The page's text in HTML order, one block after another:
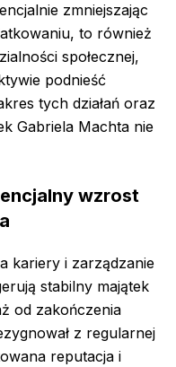
zmniejszając
to również
społecznej,
podnieść
tych działań oraz
Gabriela Machta nie
wzrost
kariery i zarządzanie
stabilny majątek
od zakończenia
z regularnej
reputacja i